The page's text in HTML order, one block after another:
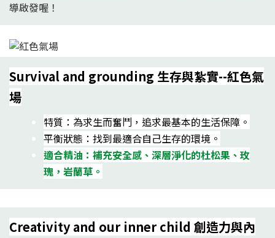
導啟發喔！
Survival and grounding 生存與紮實--紅色氣
場
特質：為求生而奮鬥，追求最基本的生活保障。
平衡狀態：找到最適合自己生存的環境。
適合精油：補充安全感、深層淨化的杜松果、玫
瑰，岩蘭草。
Creativity and our inner child 創造力與內